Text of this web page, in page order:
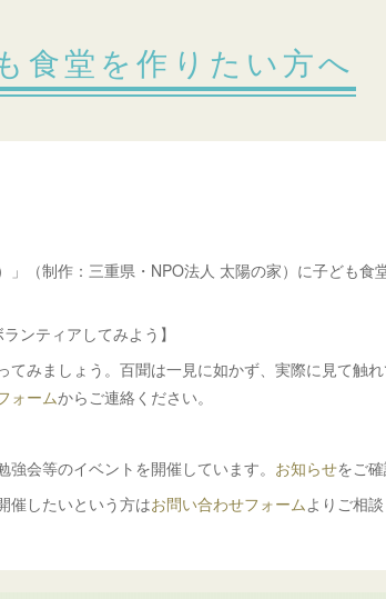
食堂を作りたい方へ
）」（制作：三重県・NPO法人 太陽の家）に子ども食
ンティアしてみよう】
てみましょう。百聞は一見に如かず、実際に見て触れ
ォームからご連絡ください。
会等のイベントを開催しています。 お知らせをご確
催したいという方はお問い合わせフォームよりご相談